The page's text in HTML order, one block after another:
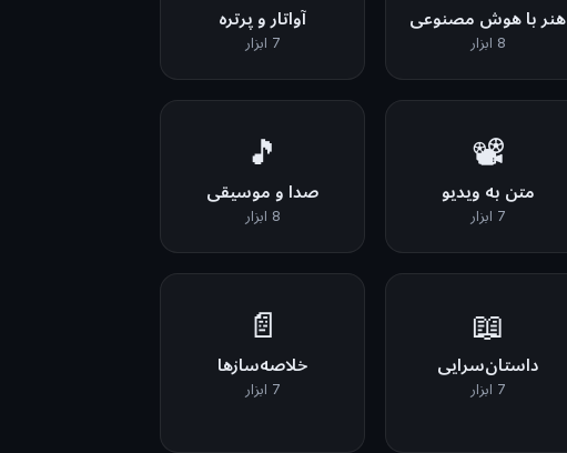
هنر با هوش مصنوعی
8 ابزار
آواتار و پرتره
7 ابزار
📽️
متن به ویدیو
7 ابزار
🎵
صدا و موسیقی
8 ابزار
📖
داستان‌سرایی
7 ابزار
📄
خلاصه‌سازها
7 ابزار